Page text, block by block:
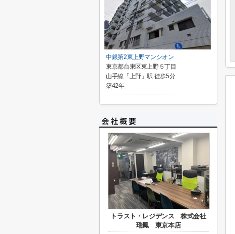
中銀第2東上野マンシオン
東京都台東区東上野５丁目
山手線「上野」駅 徒歩5分
築42年
トラスト・レジデンス 株式会社
瑞鳳 東京本店